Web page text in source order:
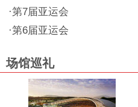
·第7届亚运会
·第6届亚运会
场馆巡礼